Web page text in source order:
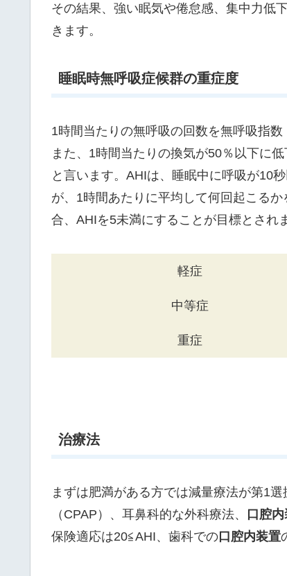
その結果、強い眠気や倦怠感、集中力低
きます。
睡眠時無呼吸症候群の重症度
1時間当たりの無呼吸の回数を無呼吸指
また、1時間当たりの換気が50％以下に
と言います。AHIは、睡眠中に呼吸が10
が、1時間あたりに平均して何回起こる
合、AHIを5未満にすることが目標とされ
軽症
中等症
重症
治療法
まずは肥満がある方では減量療法が第1
（CPAP）、耳鼻科的な外科療法、 口腔
保険適応は20≦AHI、歯科での口腔内装置